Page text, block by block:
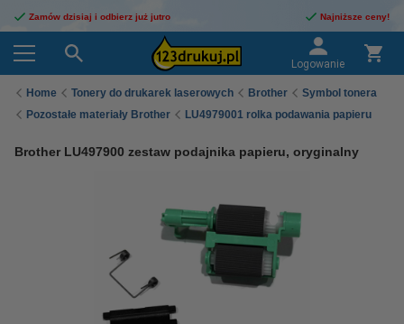
Zamów dzisiaj i odbierz już jutro Najniższe ceny!
Logowanie
Home Tonery do drukarek laserowych Brother
Symbol tonera
Pozostałe materiały Brother
LU4979001 rolka podawania papieru
Brother LU497900 zestaw podajnika papieru, oryginalny